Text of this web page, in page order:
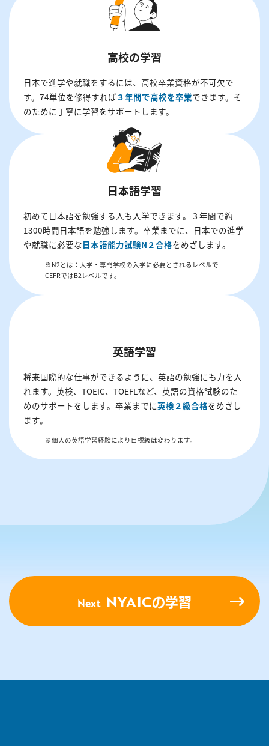
高校の学習
日本で進学や就職をするには、高校卒業資格が不可欠で
す。74単位を修得すれば３年間で高校を卒業できます。そ
のために丁寧に学習をサポートします。
日本語学習
初めて日本語を勉強する人も入学できます。３年間で約
1300時間日本語を勉強します。卒業までに、日本での進学
や就職に必要な日本語能力試験N２合格をめざします。
※N2とは：大学・専門学校の入学に必要とされるレベルで
CEFRではB2レベルです。
英語学習
将来国際的な仕事ができるように、英語の勉強にも力を入
れます。英検、TOEIC、TOEFLなど、英語の資格試験のた
めのサポートをします。卒業までに英検２級合格をめざし
ます。
※個人の英語学習経験により目標級は変わります。
Next NYAICの学習